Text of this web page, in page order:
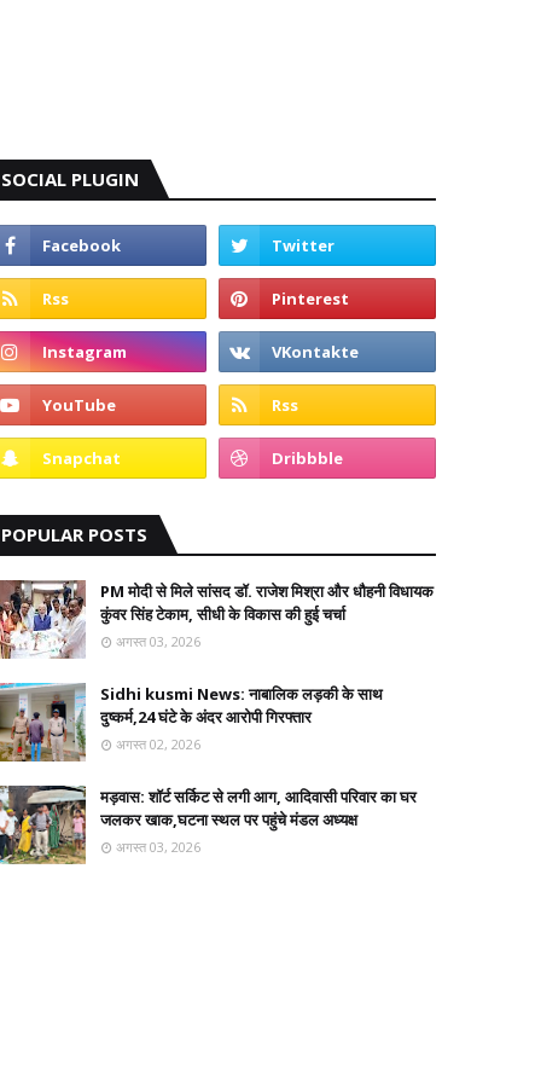
SOCIAL PLUGIN
POPULAR POSTS
PM मोदी से मिले सांसद डॉ. राजेश मिश्रा और धौहनी विधायक
कुंवर सिंह टेकाम, सीधी के विकास की हुई चर्चा
अगस्त 03, 2026
Sidhi kusmi News: नाबालिक लड़की के साथ
दुष्कर्म,24 घंटे के अंदर आरोपी गिरफ्तार
अगस्त 02, 2026
मड़वास: शॉर्ट सर्किट से लगी आग, आदिवासी परिवार का घर
जलकर खाक,घटना स्थल पर पहुंचे मंडल अध्यक्ष
अगस्त 03, 2026